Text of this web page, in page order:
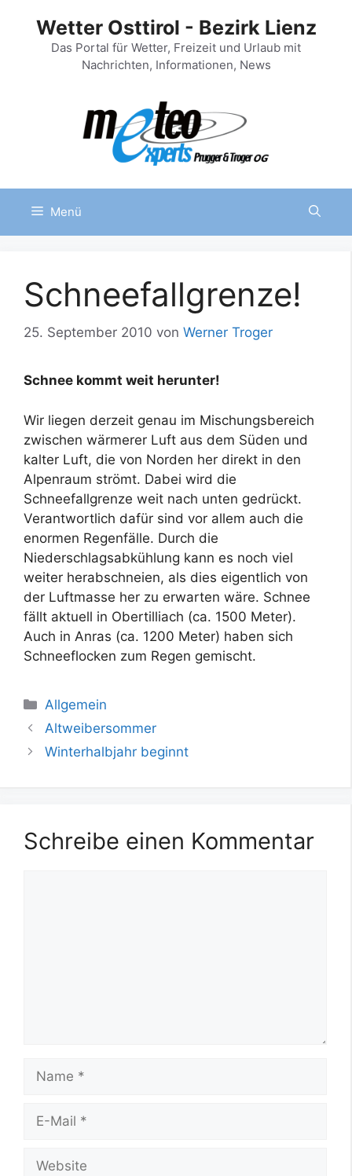
springen
Wetter Osttirol - Bezirk Lienz
Das Portal für Wetter, Freizeit und Urlaub mit
Nachrichten, Informationen, News
Menü
Schneefallgrenze!
25. September 2010 von Werner Troger
Schnee kommt weit herunter!
Wir liegen derzeit genau im Mischungsbereich
zwischen wärmerer Luft aus dem Süden und
kalter Luft, die von Norden her direkt in den
Alpenraum strömt. Dabei wird die
Schneefallgrenze weit nach unten gedrückt.
Verantwortlich dafür sind vor allem auch die
enormen Regenfälle. Durch die
Niederschlagsabkühlung kann es noch viel
weiter herabschneien, als dies eigentlich von
der Luftmasse her zu erwarten wäre. Schnee
fällt aktuell in Obertilliach (ca. 1500 Meter).
Auch in Anras (ca. 1200 Meter) haben sich
Schneeflocken zum Regen gemischt.
Kategorien
Allgemein
Altweibersommer
Winterhalbjahr beginnt
Schreibe einen Kommentar
Mail